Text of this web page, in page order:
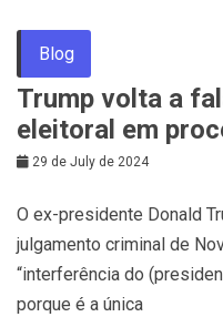
Blog
Trump volta a
eleitoral em
29 de July de 2024
O ex-presidente Donald
julgamento criminal de
“interferência do
porque é a única